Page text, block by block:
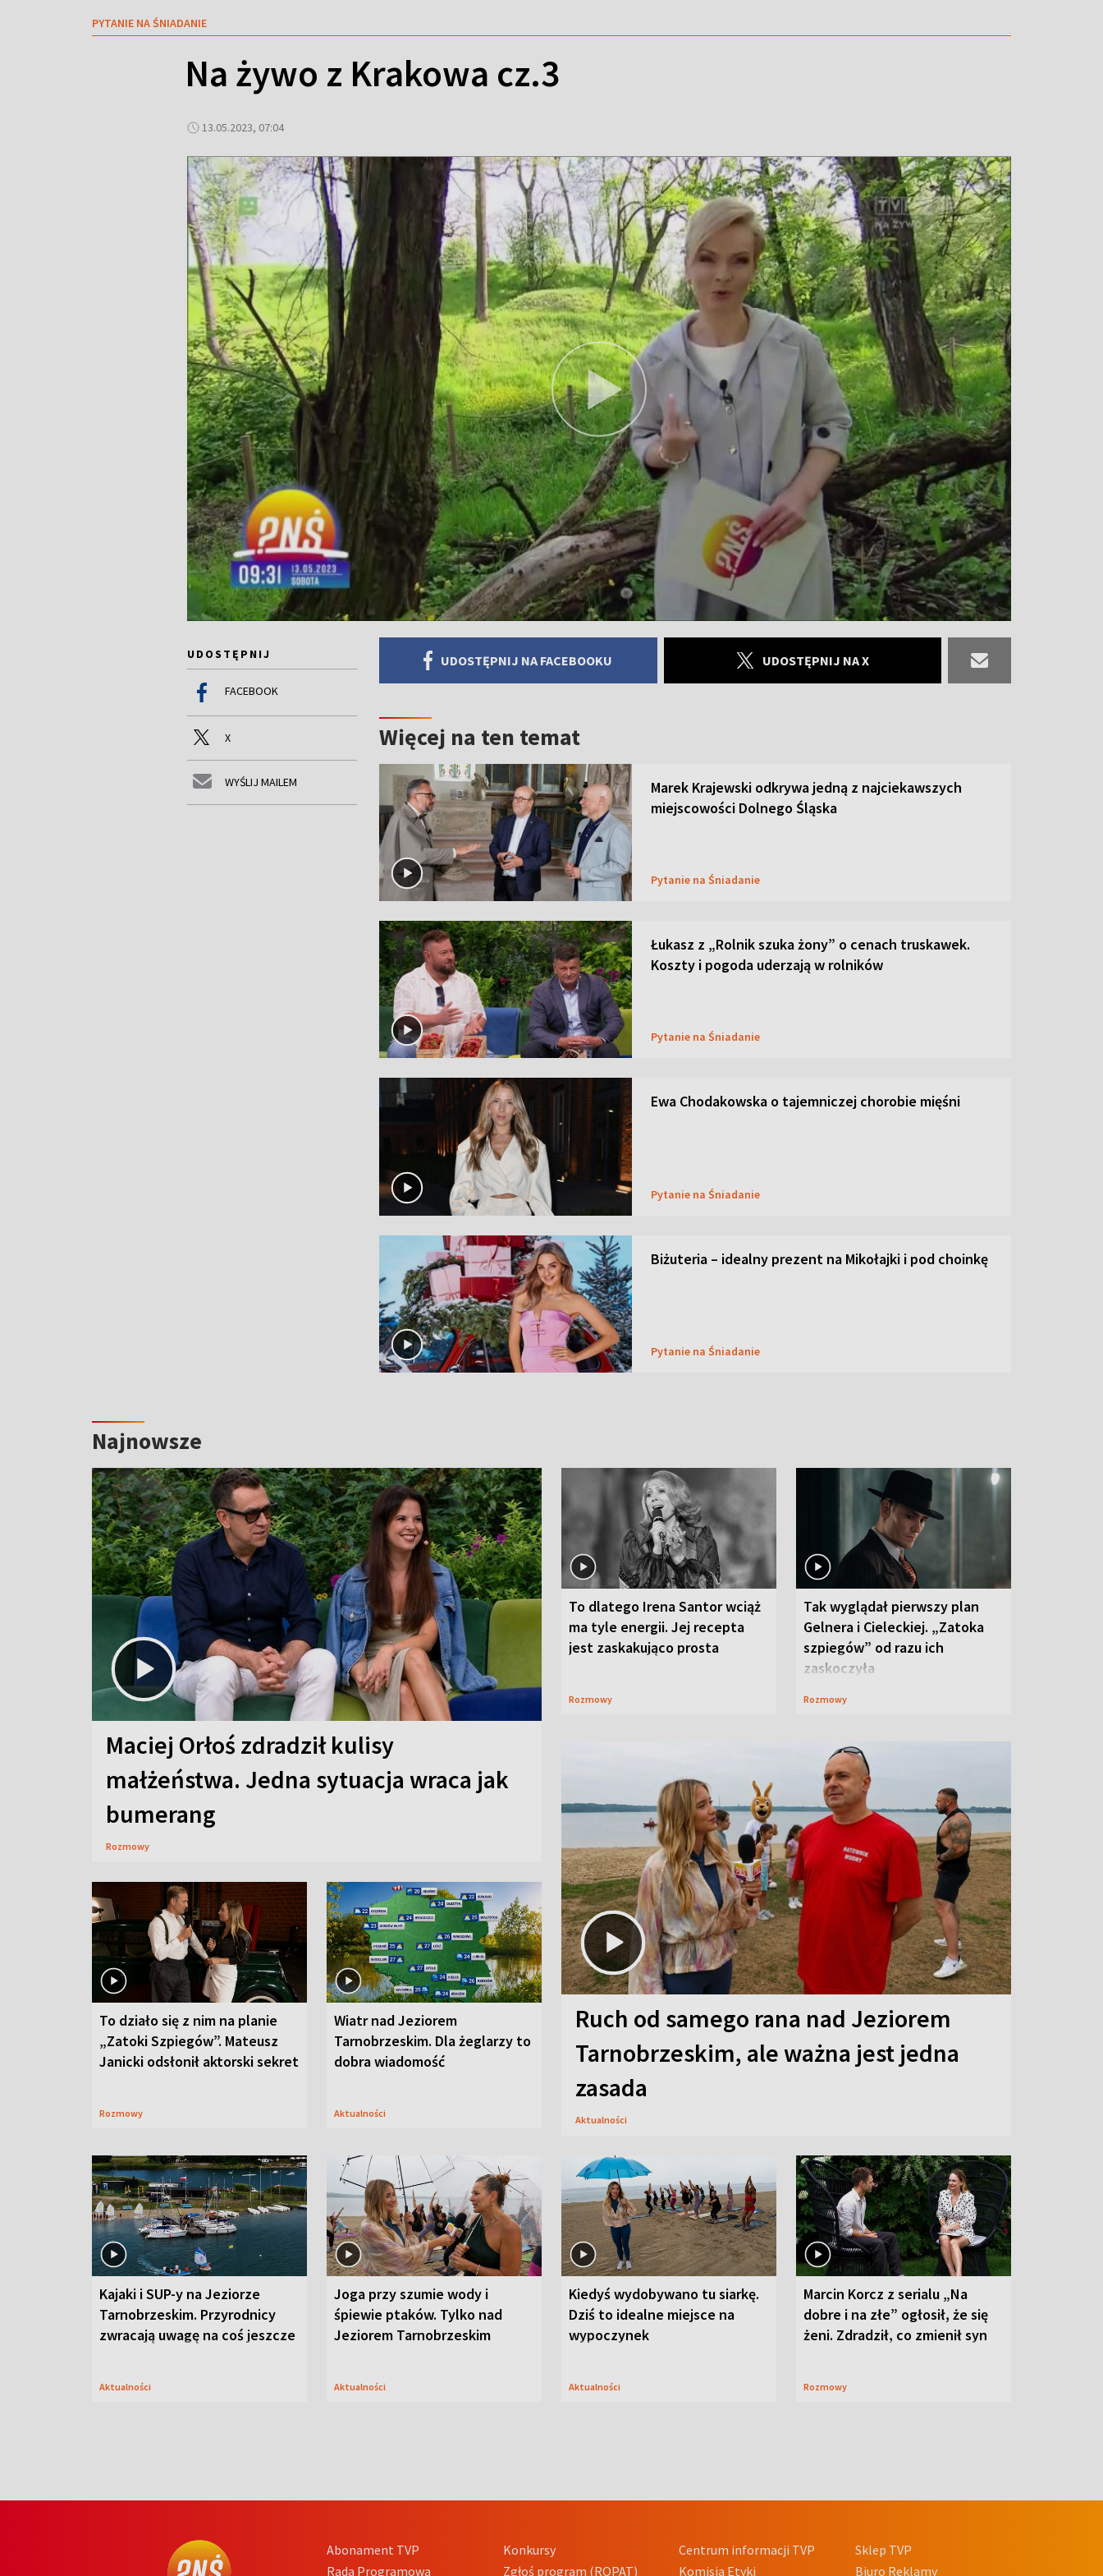
PYTANIE NA ŚNIADANIE
Na żywo z Krakowa cz.3
13.05.2023, 07:04
UDOSTĘPNIJ
FACEBOOK
X
WYŚLIJ MAILEM
UDOSTĘPNIJ NA FACEBOOKU UDOSTĘPNIJ NA X
Więcej na ten temat
Marek Krajewski odkrywa jedną z najciekawszych
miejscowości Dolnego Śląska
Pytanie na Śniadanie
Łukasz z „Rolnik szuka żony” o cenach truskawek.
Koszty i pogoda uderzają w rolników
Pytanie na Śniadanie
Ewa Chodakowska o tajemniczej chorobie mięśni
Pytanie na Śniadanie
Biżuteria – idealny prezent na Mikołajki i pod choinkę
Pytanie na Śniadanie
Najnowsze
Maciej Orłoś zdradził kulisy
małżeństwa. Jedna sytuacja wraca jak
bumerang
Rozmowy
To dlatego Irena Santor wciąż
ma tyle energii. Jej recepta
jest zaskakująco prosta
Rozmowy
Tak wyglądał pierwszy plan
Gelnera i Cieleckiej. „Zatoka
szpiegów” od razu ich
zaskoczyła
Rozmowy
To działo się z nim na planie
„Zatoki Szpiegów”. Mateusz
Janicki odsłonił aktorski sekret
Rozmowy
Wiatr nad Jeziorem
Tarnobrzeskim. Dla żeglarzy to
dobra wiadomość
Aktualności
Ruch od samego rana nad Jeziorem
Tarnobrzeskim, ale ważna jest jedna
zasada
Aktualności
Kajaki i SUP-y na Jeziorze
Tarnobrzeskim. Przyrodnicy
zwracają uwagę na coś jeszcze
Aktualności
Joga przy szumie wody i
śpiewie ptaków. Tylko nad
Jeziorem Tarnobrzeskim
Aktualności
Kiedyś wydobywano tu siarkę.
Dziś to idealne miejsce na
wypoczynek
Aktualności
Marcin Korcz z serialu „Na
dobre i na złe” ogłosił, że się
żeni. Zdradził, co zmienił syn
Rozmowy
Abonament TVP
Rada Programowa
Konkursy
Zgłoś program (ROPAT)
Centrum informacji TVP
Komisja Etyki
Sklep TVP
Biuro Reklamy